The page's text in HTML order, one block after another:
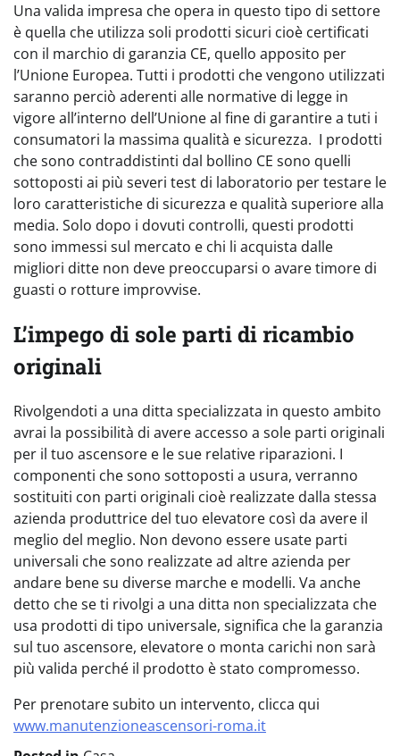
Una valida impresa che opera in questo tipo di settore
è quella che utilizza soli prodotti sicuri cioè certificati
con il marchio di garanzia CE, quello apposito per
l’Unione Europea. Tutti i prodotti che vengono utilizzati
saranno perciò aderenti alle normative di legge in
vigore all’interno dell’Unione al fine di garantire a tuti i
consumatori la massima qualità e sicurezza. I prodotti
che sono contraddistinti dal bollino CE sono quelli
sottoposti ai più severi test di laboratorio per testare le
loro caratteristiche di sicurezza e qualità superiore alla
media. Solo dopo i dovuti controlli, questi prodotti
sono immessi sul mercato e chi li acquista dalle
migliori ditte non deve preoccuparsi o avare timore di
guasti o rotture improvvise.
L’impego di sole parti di ricambio
originali
Rivolgendoti a una ditta specializzata in questo ambito
avrai la possibilità di avere accesso a sole parti originali
per il tuo ascensore e le sue relative riparazioni. I
componenti che sono sottoposti a usura, verranno
sostituiti con parti originali cioè realizzate dalla stessa
azienda produttrice del tuo elevatore così da avere il
meglio del meglio. Non devono essere usate parti
universali che sono realizzate ad altre azienda per
andare bene su diverse marche e modelli. Va anche
detto che se ti rivolgi a una ditta non specializzata che
usa prodotti di tipo universale, significa che la garanzia
sul tuo ascensore, elevatore o monta carichi non sarà
più valida perché il prodotto è stato compromesso.
Per prenotare subito un intervento, clicca qui
www.manutenzioneascensori-roma.it